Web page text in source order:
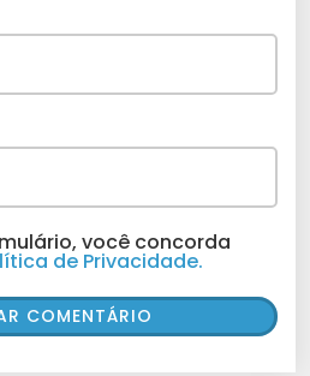
você concorda
de Privacidade.